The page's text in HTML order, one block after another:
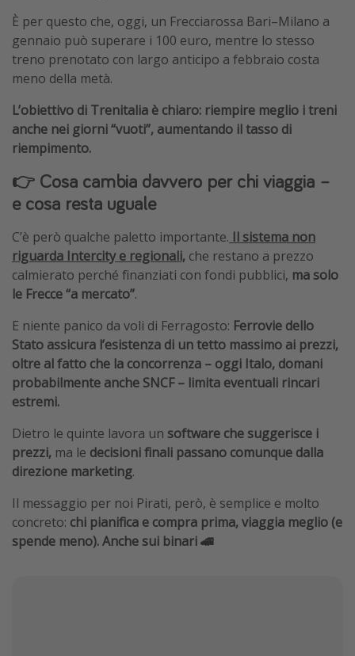
È per questo che, oggi, un Frecciarossa Bari–Milano a
gennaio può superare i 100 euro, mentre lo stesso
treno prenotato con largo anticipo a febbraio costa
meno della metà.
L’obiettivo di Trenitalia è chiaro: riempire meglio i treni
anche nei giorni “vuoti”, aumentando il tasso di
riempimento.
👉 Cosa cambia davvero per chi viaggia –
e cosa resta uguale
C’è però qualche paletto importante. Il sistema non
riguarda Intercity e regionali, che restano a prezzo
calmierato perché finanziati con fondi pubblici, ma solo
le Frecce “a mercato”.
E niente panico da voli di Ferragosto: Ferrovie dello
Stato assicura l’esistenza di un tetto massimo ai prezzi,
oltre al fatto che la concorrenza – oggi Italo, domani
probabilmente anche SNCF – limita eventuali rincari
estremi.
Dietro le quinte lavora un software che suggerisce i
prezzi, ma le decisioni finali passano comunque dalla
direzione marketing.
Il messaggio per noi Pirati, però, è semplice e molto
concreto: chi pianifica e compra prima, viaggia meglio (e
spende meno). Anche sui binari 🚄